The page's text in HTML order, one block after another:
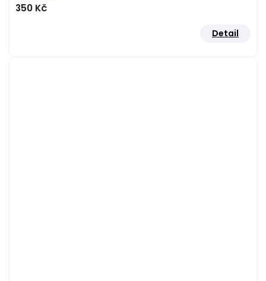
350 Kč
Detail